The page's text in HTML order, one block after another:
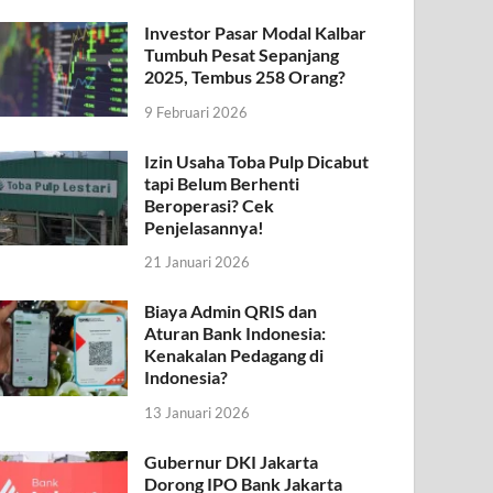
Investor Pasar Modal Kalbar
Tumbuh Pesat Sepanjang
2025, Tembus 258 Orang?
9 Februari 2026
Izin Usaha Toba Pulp Dicabut
tapi Belum Berhenti
Beroperasi? Cek
Penjelasannya!
21 Januari 2026
Biaya Admin QRIS dan
Aturan Bank Indonesia:
Kenakalan Pedagang di
Indonesia?
13 Januari 2026
Gubernur DKI Jakarta
Dorong IPO Bank Jakarta